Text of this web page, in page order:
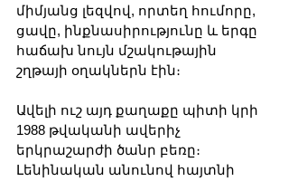
միմյանց լեզվով, որտեղ հումորը,
ցավը, ինքնասիրությունը և երգը
հաճախ նույն մշակութային
շղթայի օղակներն էին։
Ավելի ուշ այդ քաղաքը պիտի կրի
1988 թվականի ավերիչ
երկրաշարժի ծանր բեռը։
Լենինական անունով հայտնի